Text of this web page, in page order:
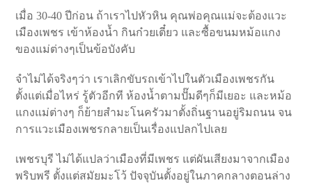
เมื่อ 30-40 ปีก่อน ถ้าเราไปหัวหิน คุณพ่อคุณแม่จะต้องแวะ
เมืองเพชร เข้าห้องน้ำ กินก๋วยเตี๋ยว และซื้อขนมหม้อแกง
ของแม่ต่างๆเป็นข้อบังคับ
จำไม่ได้จริงๆว่า เราเลิกขับรถเข้าไปในตัวเมืองเพชรกัน
ตั้งแต่เมื่อไหร่ รู้ตัวอีกที ห้องน้ำตามปั๊มดีๆก็มีเยอะ และหม้อ
แกงแม่ต่างๆ ก็ย้ายสำมะโนครัวมาตั้งถิ่นฐานอยู่ริมถนน จน
การแวะเมืองเพชรกลายเป็นเรื่องแปลกไปเลย
เพชรบุรี ไม่ได้แปลว่าเมืองที่มีเพชร แต่ผันเสียงมาจากเมือง
พริบพรี ตั้งแต่สมัยมะโว้ ปัจจุบันตั้งอยู่ในภาคกลางตอนล่าง